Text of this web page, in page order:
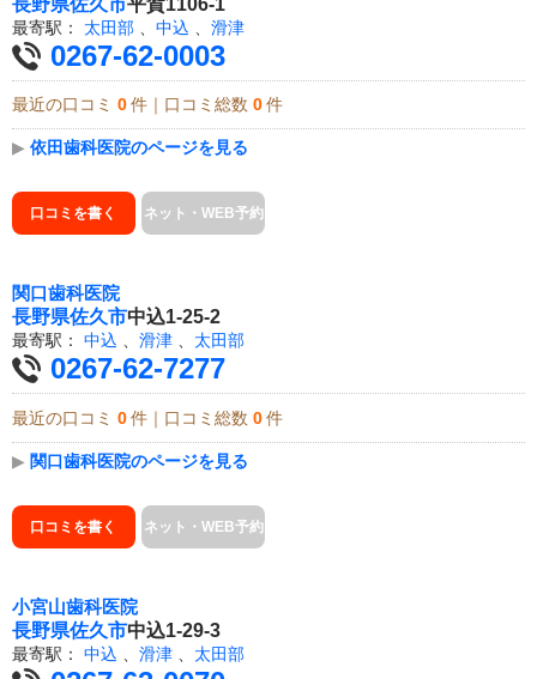
最寄駅： 太田部 中込 滑津
0267-62-0003
最近の口コミ 0 件｜口コミ総数 0 件
▶ 依田歯科医院のページを見る
口コミを書く ネット・WEB予約
関口歯科医院
長野県佐久市中込1-25-2
最寄駅： 中込 、 滑津 、 太田部
0267-62-7277
最近の口コミ 0 件｜口コミ総数 0 件
▶ 関口歯科医院のページを見る
口コミを書く ネット・WEB予約
小宮山歯科医院
長野県佐久市中込1-29-3
最寄駅： 中込 滑津 太田部